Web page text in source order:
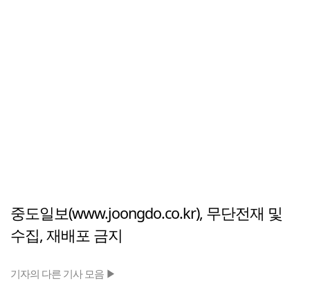
중도일보(www.joongdo.co.kr), 무단전재 및
수집, 재배포 금지
기자의 다른 기사 모음 ▶